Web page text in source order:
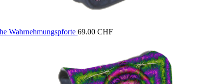
Wahrnehmungspforte 69.00 CHF